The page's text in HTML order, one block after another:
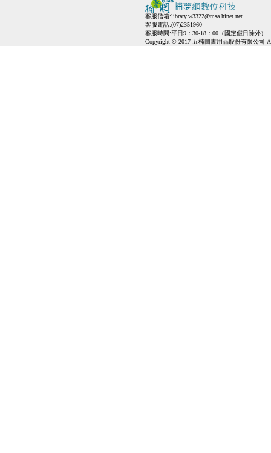
客服信箱:library.w3322@msa.hinet.net
客服電話:(07)2351960
客服時間:平日9：30-18：00（國定假日除外）
Copyright © 2017 五楠圖書用品股份有限公司